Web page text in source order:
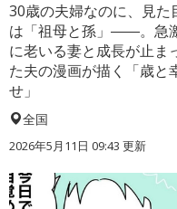
30歳の夫婦なのに、見た
は「祖母と孫」――。急
に老いる妻と成長が止ま
た夫の漫画が描く「歳と
せ」
全国
2026年5月11日 09:43 更新